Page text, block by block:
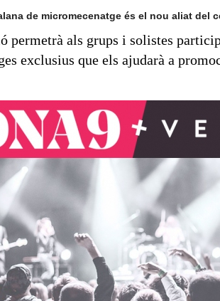
de micromecenatge és el nou aliat del
permetrà als grups i solistes
exclusius que els ajudarà a